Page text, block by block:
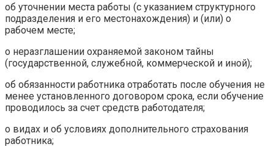
об уточнении места работы (с указанием структурного
подразделения и его местонахождения) и (или) о
рабочем месте;
о неразглашении охраняемой законом тайны
(государственной, служебной, коммерческой и иной);
об обязанности работника отработать после обучения не
менее установленного договором срока, если обучение
проводилось за счет средств работодателя;
о видах и об условиях дополнительного страхования
работника;